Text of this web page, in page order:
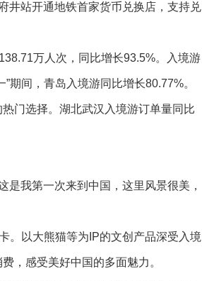
井站开通地铁首家货币兑换店，支持兑
万人次，同比增长93.5%。入境游
期间，青岛入境游同比增长80.77%。
门选择。湖北武汉入境游订单量同比
是我第一次来到中国，这里风景很美，
。以大熊猫等为IP的文创产品深受入境
，感受美好中国的多面魅力。